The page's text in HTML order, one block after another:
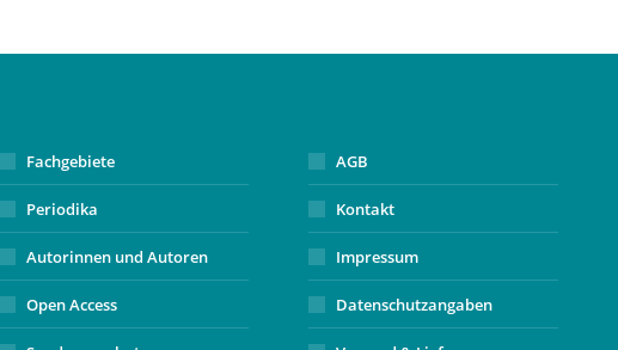
Fachgebiete
Periodika
Autorinnen und Autoren
Open Access
AGB
Kontakt
Impressum
Datenschutzangaben